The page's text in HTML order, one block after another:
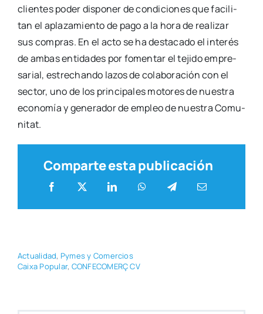
clien­tes poder dis­po­ner de con­di­cio­nes que faci­li­
tan el apla­za­mien­to de pago a la hora de rea­li­zar
sus com­pras. En el acto se ha des­ta­ca­do el inte­rés
de ambas enti­da­des por fomen­tar el teji­do empre­
sa­rial, estre­chan­do lazos de cola­bo­ra­ción con el
sec­tor, uno de los prin­ci­pa­les moto­res de nues­tra
eco­no­mía y gene­ra­dor de empleo de nues­tra Comu­
ni­tat.
Comparte esta publicación
Actua­li­dad, Pymes y Comer­cios
Cai­xa Popu­lar, CONFECOMERÇ CV